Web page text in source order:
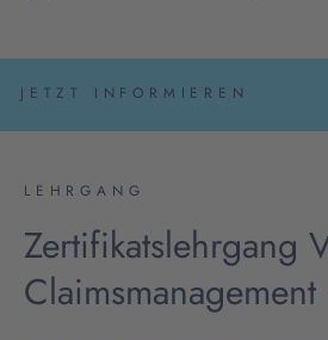
JETZT INFORMIEREN
LEHRGANG
Zertifikatslehrgang
Claimsmanagement